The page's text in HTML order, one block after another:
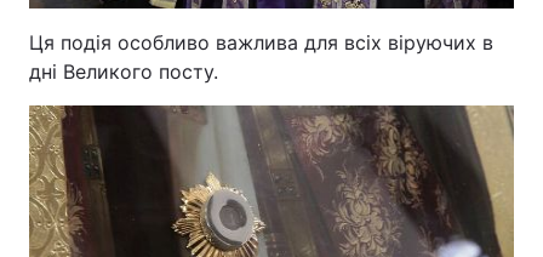
Ця подія особливо важлива для всіх віруючих в
дні Великого посту.